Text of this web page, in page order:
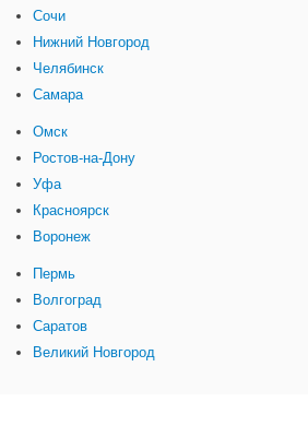
Сочи
Нижний Новгород
Челябинск
Самара
Омск
Ростов-на-Дону
Уфа
Красноярск
Воронеж
Пермь
Волгоград
Саратов
Великий Новгород